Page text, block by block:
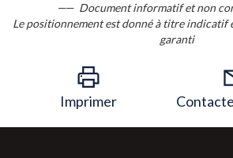
Document informatif et non
Le positionnement est donné à titre indicatif
garanti
Imprimer